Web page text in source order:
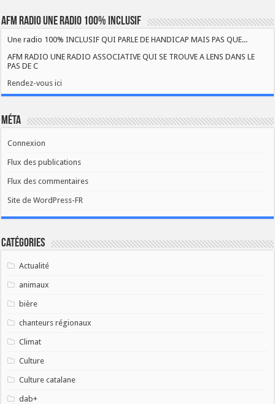
AFM RADIO UNE RADIO 100% INCLUSIF
Une radio 100% INCLUSIF QUI PARLE DE HANDICAP MAIS PAS QUE...
AFM RADIO UNE RADIO ASSOCIATIVE QUI SE TROUVE A LENS DANS LE
PAS DE C
Rendez-vous ici
Méta
Connexion
Flux des publications
Flux des commentaires
Site de WordPress-FR
Catégories
Actualité
animaux
bière
chanteurs régionaux
Climat
Culture
Culture catalane
dab+